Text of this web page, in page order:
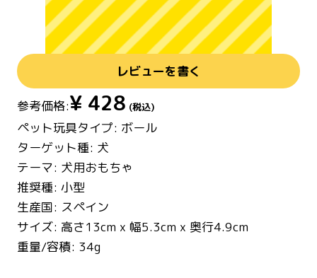
レビューを書く
参考価格:¥ 428 (税込)
ペット玩具タイプ: ボール
ターゲット種: 犬
テーマ: 犬用おもちゃ
推奨種: 小型
生産国: スペイン
サイズ: 高さ13cm x 幅5.3cm x 奥行4.9cm
重量/容積: 34g